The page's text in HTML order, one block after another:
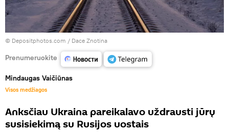
© Depositphotos.com / Dace Znotina
Prenumeruokite
Mindaugas Vaičiūnas
Visos medžiagos
Anksčiau Ukraina pareikalavo uždrausti jūrų
susisiekimą su Rusijos uostais